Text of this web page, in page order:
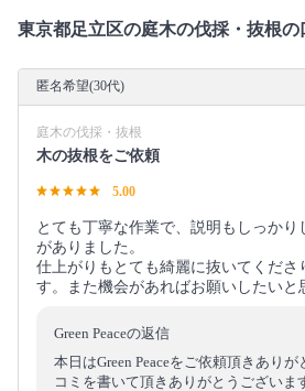
東京都足立区の庭木の伐採・抜根の
匿名希望(30代)
庭木の伐採・抜根
木の抜根をご依頼
5.00
とても丁寧な作業で、説明もしっか
がありました。
仕上がりもとても綺麗に抜いてくださ
す。また機会があればお願いしたいと
Green Peaceの返信
本日はGreen Peaceをご依頼頂きあり
コミを書いて頂きありがとうございま